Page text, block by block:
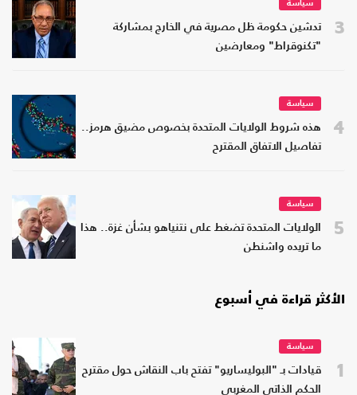
3
سياسة
تدشين حكومة ظل مصرية في الخارج بمشاركة
"تكنوقراط" ومعارضين
4
سياسة
هذه شروط الولايات المتحدة بخصوص مضيق هرمز..
تفاصيل الاتفاق المقترح
5
سياسة
الولايات المتحدة تضغط على نتنياهو بشأن غزة.. هذا
ما تريده واشنطن
الأكثر قراءة في أسبوع
1
سياسة
قيادات بـ "البوليساريو" تفتح باب النقاش حول مقترح
الحكم الذاتي المغربي